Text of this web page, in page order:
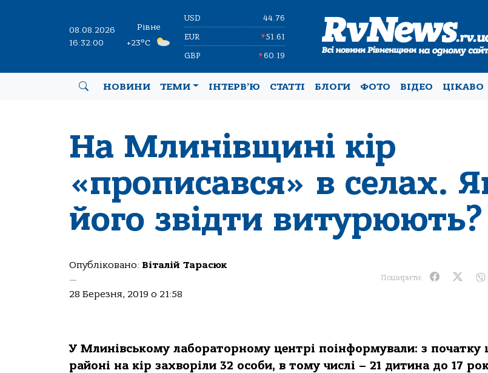
08.08.2026
16:32:00
Рівне
+23°C
USD 44.76
EUR ▼51.61
GBP ▼60.19
НОВИНИ ТЕМИ ІНТЕРВ’Ю СТАТТІ БЛОГИ ФОТО ВІДЕО ЦІКАВО
На Млинівщині кір
«прописався» в селах.
його звідти витурюють?
Опубліковано: Віталій Тарасюк
—
28 Березня, 2019 о 21:58
Поширити:
У Млинівському лабораторному центрі поінформували: з початку
районі на кір захворіли 32 особи, в тому числі – 21 дитина до 17